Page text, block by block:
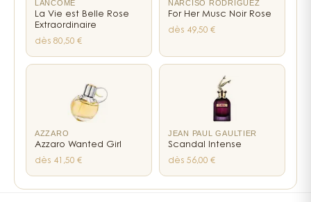
LANCÔME
La Vie est Belle Rose
Extraordinaire
dès 80,50 €
NARCISO RODRIGUEZ
For Her Musc Noir Rose
dès 49,50 €
AZZARO
Azzaro Wanted Girl
dès 41,50 €
JEAN PAUL GAULTIER
Scandal Intense
dès 56,00 €
liens internes vers les pages notes, familles et